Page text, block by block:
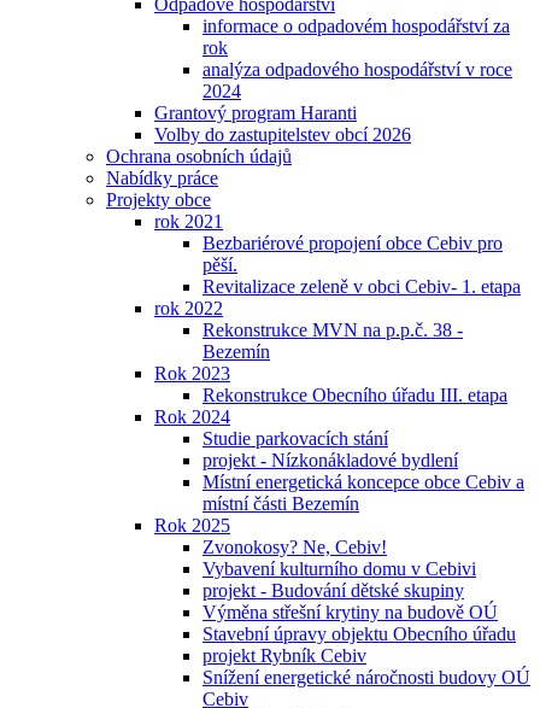
Odpadové hospodářství
informace o odpadovém hospodářství za
rok
analýza odpadového hospodářství v roce
2024
Grantový program Haranti
Volby do zastupitelstev obcí 2026
Ochrana osobních údajů
Nabídky práce
Projekty obce
rok 2021
Bezbariérové propojení obce Cebiv pro
pěší.
Revitalizace zeleně v obci Cebiv- 1. etapa
rok 2022
Rekonstrukce MVN na p.p.č. 38 -
Bezemín
Rok 2023
Rekonstrukce Obecního úřadu III. etapa
Rok 2024
Studie parkovacích stání
projekt - Nízkonákladové bydlení
Místní energetická koncepce obce Cebiv a
místní části Bezemín
Rok 2025
Zvonokosy? Ne, Cebiv!
Vybavení kulturního domu v Cebivi
projekt - Budování dětské skupiny
Výměna střešní krytiny na budově OÚ
Stavební úpravy objektu Obecního úřadu
projekt Rybník Cebiv
Snížení energetické náročnosti budovy OÚ
Cebiv